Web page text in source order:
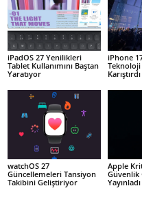
iPadOS 27 Yenilikleri
Tablet Kullanımını Baştan
Yaratıyor
iPhone
Teknoloji
Karıştırdı
watchOS 27
Güncellemeleri Tansiyon
Takibini Geliştiriyor
Apple
Güvenlik
Yayınladı